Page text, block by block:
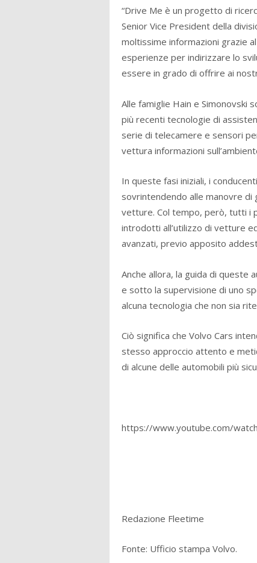
“Drive Me è un progetto di
Senior Vice President della
moltissime informazioni grazie
esperienze per indirizzare lo
essere in grado di offrire ai
Alle famiglie Hain e Simonovski
più recenti tecnologie di
serie di telecamere e sensori
vettura informazioni
In queste fasi iniziali, i
sovrintendendo alle manovre di
vetture. Col tempo, però, tutti i
introdotti all’utilizzo di vetture
avanzati, previo apposito
Anche allora, la guida di queste
e sotto la supervisione di uno
alcuna tecnologia che non sia
Ciò significa che Volvo Cars
stesso approccio attento e
di alcune delle automobili più
https://www.youtube.com/
Redazione Fleetime
Fonte: Ufficio stampa Volvo.